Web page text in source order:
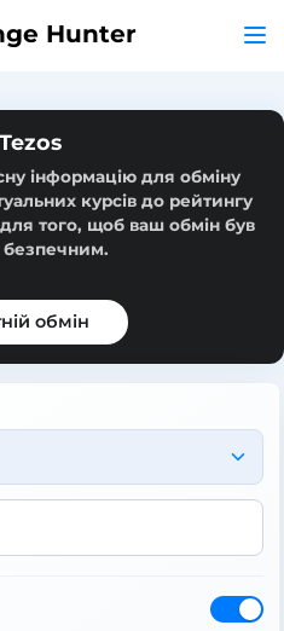
Hunter
інформацію для обміну
курсів до рейтингу
того, щоб ваш обмін був
безпечним.
обмін